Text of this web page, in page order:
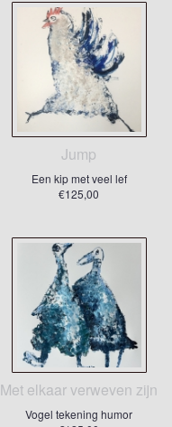
Jump
Een kip met veel lef
€125,00
Met elkaar verweven zijn
Vogel tekening humor